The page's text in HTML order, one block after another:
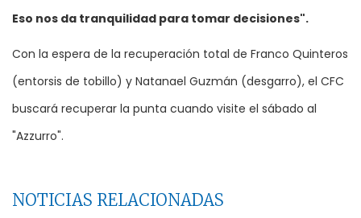
Eso nos da tranquilidad para tomar decisiones".
Con la espera de la recuperación total de Franco Quinteros
(entorsis de tobillo) y Natanael Guzmán (desgarro), el CFC
buscará recuperar la punta cuando visite el sábado al
"Azzurro".
NOTICIAS RELACIONADAS